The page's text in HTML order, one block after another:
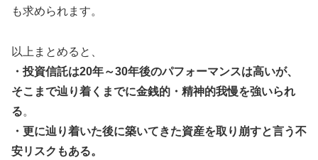
も求められます。
以上まとめると、
・投資信託は20年～30年後のパフォーマンスは高いが、
そこまで辿り着くまでに金銭的・精神的我慢を強いられ
る。
・更に辿り着いた後に築いてきた資産を取り崩すと言う不
安リスクもある。